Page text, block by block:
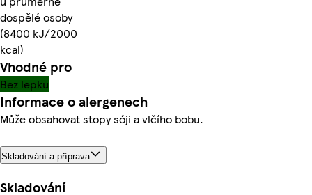
dospělé osoby
(8400 kJ/2000
kcal)
Vhodné pro
Bez lepku
Informace o alergenech
Může obsahovat stopy sóji a vlčího bobu.
Skladování a příprava
Skladování